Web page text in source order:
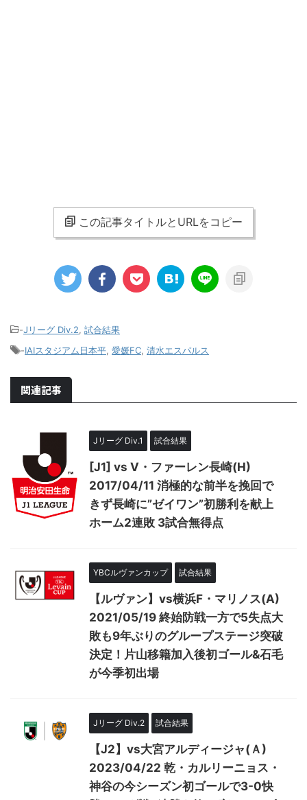
この記事タイトルとURLをコピー
-Jリーグ Div.2 試合結果
-IAIスタジアム日本平 愛媛FC 清水エスパルス
関連記事
Jリーグ Div.1 試合結果
[J1] vs V・ファーレン長崎(H)
2017/04/11 消極的な前半を挽回で
きず長崎に”ゼイワン”初勝利を献上
ホーム2連敗 3試合無得点
YBCルヴァンカップ 試合結果
【ルヴァン】vs横浜F・マリノス(A)
2021/05/19 終始防戦一方で5失点大
敗も9年ぶりのグループステージ突破
決定！片山移籍加入後初ゴール&石毛
が今季初出場
Jリーグ Div.2 試合結果
【J2】vs大宮アルディージャ(Ａ)
2023/04/22 乾・カルリーニョス・
神谷の今シーズン初ゴールで3-0快